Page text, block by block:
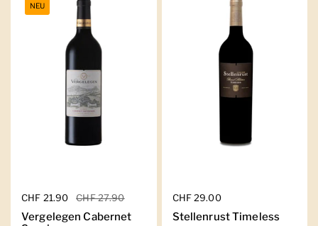
Regulärer Preis
CHF 21.90 Sale-Preis
CHF 27.90
Vergelegen Cabernet
NEU
Regulärer Preis
CHF 29.00
Stellenrust Timeless